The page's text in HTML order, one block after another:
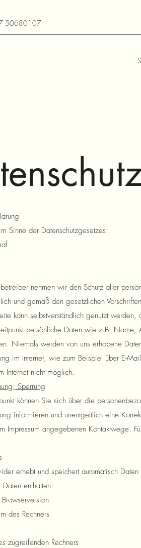
50680107
Sinne der Datenschutzgesetzes:
nehmen wir den Schutz aller
und gemäß den gesetzlichen
kann selbstverständlich genutzt
persönliche Daten wie z.B.
Niemals werden von uns erhobene
im Internet, wie zum Beispiel über E-
Internet nicht möglich.
Sperrung
können Sie sich über die
informieren und unentgeltlich eine
Impressum angegebenen Kontaktwege.
erhebt und speichert automatisch
enthalten:
des Rechners
zugreifenden Rechners